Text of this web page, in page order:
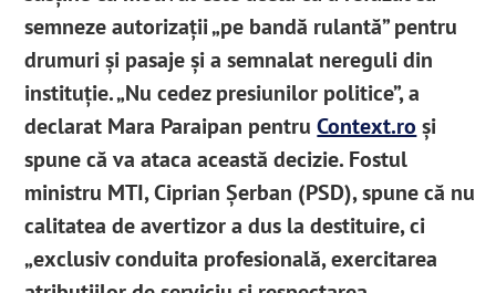
semneze autorizații „pe bandă rulantă” pentru
drumuri și pasaje și a semnalat nereguli din
instituție. „Nu cedez presiunilor politice”, a
declarat Mara Paraipan pentruContext.ro și
spune că va ataca această decizie. Fostul
ministru MTI, Ciprian Șerban (PSD), spune că nu
calitatea de avertizor a dus la destituire, ci
„exclusiv conduita profesională, exercitarea